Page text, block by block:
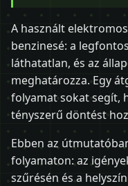
A használt
benzinesé: a
láthatatlan, és az
meghatározza. Egy
folyamat sokat segít,
tényszerű döntést
Ebben az
folyamaton: az
szűrésén és a